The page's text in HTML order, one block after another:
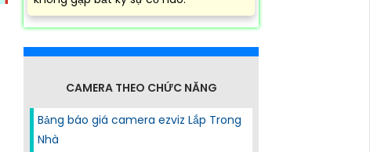
CAMERA THEO CHỨC NĂNG
Bảng báo giá camera ezviz Lắp Trong
Nhà